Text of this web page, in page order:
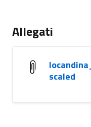
Allegati
scaled